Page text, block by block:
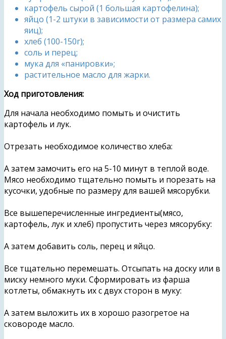
картофель сырой (1 большая картофелина);
яйцо (1-2 штуки в зависимости от размера самих
яиц);
хлеб (100-150г);
соль и перец;
мука для «панировки»;
растительное масло для жарки.
Ход приготовления:
Для начала необходимо помыть и очистить
картофель и лук.
Отрезать необходимое количество хлеба:
А затем замочить его на 5-10 минут в теплой воде.
Мясо необходимо тщательно помыть и порезать на
кусочки, удобные по размеру для вашей мясорубки.
Все вышеперечисленные ингредиенты(мясо,
картофель, лук и хлеб) пропустить через мясорубку:
А затем добавить соль, перец и яйцо.
Все тщательно перемешать. Отсыпать на доску или в
миску немного муки. Сформировать из фарша
котлеты, обмакнуть их с двух сторон в муку:
А затем выложить их в хорошо разогретое на
сковороде масло.